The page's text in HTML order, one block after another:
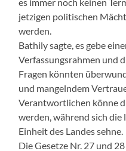
jetzigen politischen
werden.
Bathily sagte, es gebe
Verfassungsrahmen und
Fragen könnten
und mangelndem
Verantwortlichen könne
werden, während sich die
Einheit des Landes sehne.
Die Gesetze Nr. 27 und